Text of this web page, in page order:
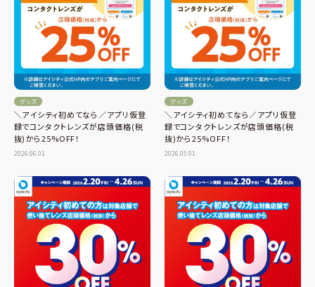
グッズ
＼アイシティ初めてなら／アプリ仮登
録でコンタクトレンズが店頭価格(税
抜)から25%OFF！
2026.06.01
グッズ
＼アイシティ初めてなら／アプリ仮登
録でコンタクトレンズが店頭価格(税
抜)から25%OFF！
2026.05.01